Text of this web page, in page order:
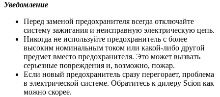
Уведомление
Перед заменой предохранителя всегда отключайте
систему зажигания и неисправную электрическую цепь.
Никогда не используйте предохранитель с более
высоким номинальным током или какой-либо другой
предмет вместо предохранителя. Это может вызвать
серьезные повреждения и, возможно, пожар.
Если новый предохранитель сразу перегорает, проблема
в электрической системе. Обратитесь к дилеру Scion как
можно скорее.